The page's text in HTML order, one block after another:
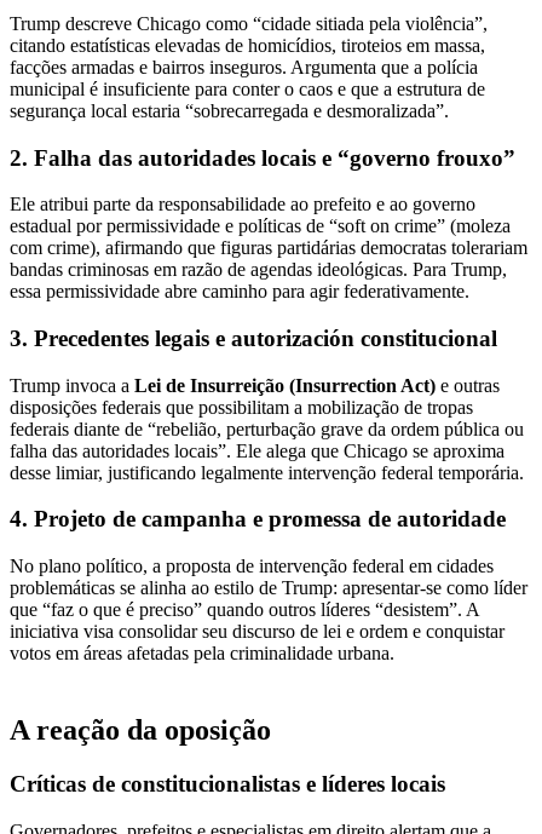
Trump descreve Chicago como “cidade sitiada pela violência”,
citando estatísticas elevadas de homicídios, tiroteios em massa,
facções armadas e bairros inseguros. Argumenta que a polícia
municipal é insuficiente para conter o caos e que a estrutura de
segurança local estaria “sobrecarregada e desmoralizada”.
2. Falha das autoridades locais e “governo frouxo”
Ele atribui parte da responsabilidade ao prefeito e ao governo
estadual por permissividade e políticas de “soft on crime” (moleza
com crime), afirmando que figuras partidárias democratas tolerariam
bandas criminosas em razão de agendas ideológicas. Para Trump,
essa permissividade abre caminho para agir federativamente.
3. Precedentes legais e autorización constitucional
Trump invoca a Lei de Insurreição (Insurrection Act) e outras
disposições federais que possibilitam a mobilização de tropas
federais diante de “rebelião, perturbação grave da ordem pública ou
falha das autoridades locais”. Ele alega que Chicago se aproxima
desse limiar, justificando legalmente intervenção federal temporária.
4. Projeto de campanha e promessa de autoridade
No plano político, a proposta de intervenção federal em cidades
problemáticas se alinha ao estilo de Trump: apresentar-se como líder
que “faz o que é preciso” quando outros líderes “desistem”. A
iniciativa visa consolidar seu discurso de lei e ordem e conquistar
votos em áreas afetadas pela criminalidade urbana.
A reação da oposição
Críticas de constitucionalistas e líderes locais